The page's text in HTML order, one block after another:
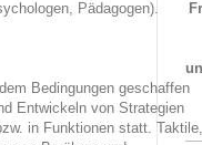
Pädagogen).
Bedingungen geschaffen
Entwickeln von Strategien
in Funktionen statt. Taktile,